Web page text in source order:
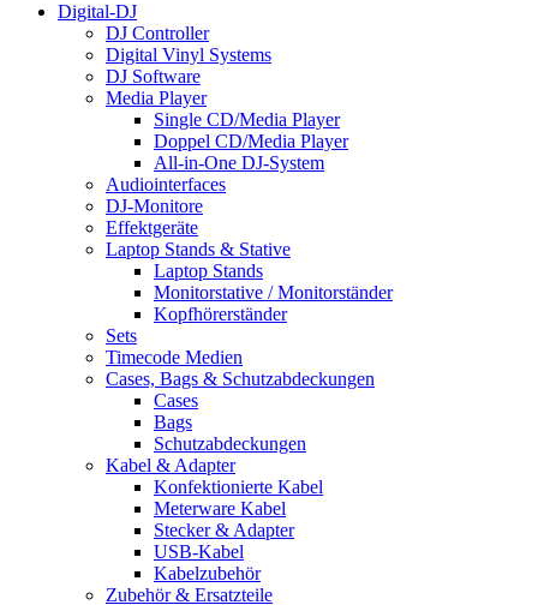
Digital-DJ
DJ Controller
Digital Vinyl Systems
DJ Software
Media Player
Single CD/Media Player
Doppel CD/Media Player
All-in-One DJ-System
Audiointerfaces
DJ-Monitore
Effektgeräte
Laptop Stands & Stative
Laptop Stands
Monitorstative / Monitorständer
Kopfhörerständer
Sets
Timecode Medien
Cases, Bags & Schutzabdeckungen
Cases
Bags
Schutzabdeckungen
Kabel & Adapter
Konfektionierte Kabel
Meterware Kabel
Stecker & Adapter
USB-Kabel
Kabelzubehör
Zubehör & Ersatzteile